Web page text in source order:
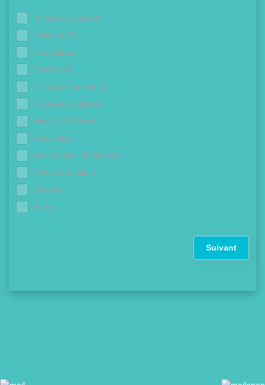
Pompes à chaleur
Isolation 1€
Chaudières
Douche 0€
ITE (Isolation Murs)
Panneaux solaires
Volets / Fenêtres
Rénovation
Assurances / Mutuelles
CPF (Formation)
Finance
Autres
Suivant